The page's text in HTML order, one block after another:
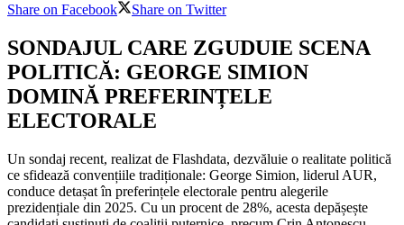
Share on Facebook
Share on Twitter
SONDAJUL CARE ZGUDUIE SCENA
POLITICĂ: GEORGE SIMION
DOMINĂ PREFERINȚELE
ELECTORALE
Un sondaj recent, realizat de Flashdata, dezvăluie o realitate politică
ce sfidează convențiile tradiționale: George Simion, liderul AUR,
conduce detașat în preferințele electorale pentru alegerile
prezidențiale din 2025. Cu un procent de 28%, acesta depășește